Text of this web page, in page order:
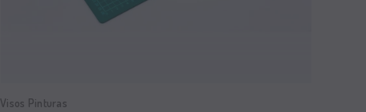
Visos Pinturas